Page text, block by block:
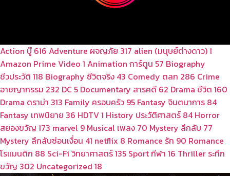
Action บู๊ 616 Adventure ผจญภัย 317 alien (มนุษย์ต่างดาว)1
Amazon Prime Video 1 Animation การ์ตูน 57 Biography
ชีวประวัติ 118 Biography ชีวิตจริง 43 Comedy ตลก 286 Crime
อาชญากรรม 232 DC 5 Documentary สารคดี 62 Drama ชีวิต 160
Drama ดราม่า 313 Family ครอบครัว 95 Fantasy จินตนาการ 84
Fantasy เทพนิยาย 36 HDTV1 History ประวัติศาสตร์ 84 Horror
สยองขวัญ 173 marvel 9 Musical เพลง 70 Mystery ลึกลับ 77
Mystery ลึกลับซ่อนเงื่อน 41 netflix 8 Romance รัก 90 Romance
โรแมนติก 88 Sci-Fi วิทยาศาสตร์135 Sport กีฬา 16 Thriller ระทึก
ขวัญ 302 Uncategorized 18